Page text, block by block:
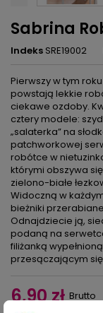
Sabrina
Indeks SRE19002
Pierwszy w tym
powstają lekkie
ciekawe ozdoby.
cztery modele:
„salaterka” na
patchworkowej
robótce w
którymi obszywa
zielono-białe
Widoczną w
bieżniki
Odnajdziecie ją,
podaną na
filiżanką
przesączającym
6,90 zł Brutto